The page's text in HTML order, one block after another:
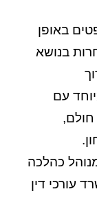
באופן
בנושא
עם
כהלכה
עורכי דין